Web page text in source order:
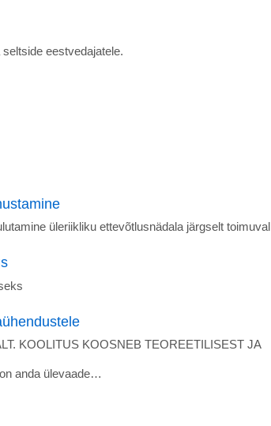
eestvedajatele.
üleriikliku ettevõtlusnädala järgselt
KOOLITUS KOOSNEB TEOREETILISEST JA
anda ülevaade…